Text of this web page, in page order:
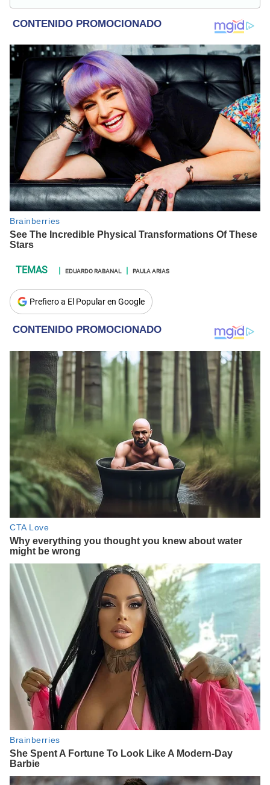
EDUARDO RABANAL PAULA ARIAS
Prefiero a El Popular en Google